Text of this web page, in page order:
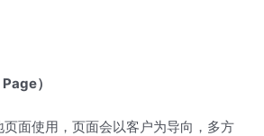
）
面使用，页面会以客户为导向，多方